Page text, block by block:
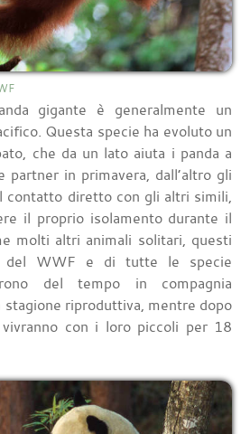
gigante è generalmente un
Questa specie ha evoluto un
che da un lato aiuta i panda a
partner in primavera, dall’altro gli
contatto diretto con gli altri simili,
il proprio isolamento durante il
molti altri animali solitari, questi
del WWF e di tutte le specie
del tempo in compagnia
stagione riproduttiva, mentre dopo
con i loro piccoli per 18